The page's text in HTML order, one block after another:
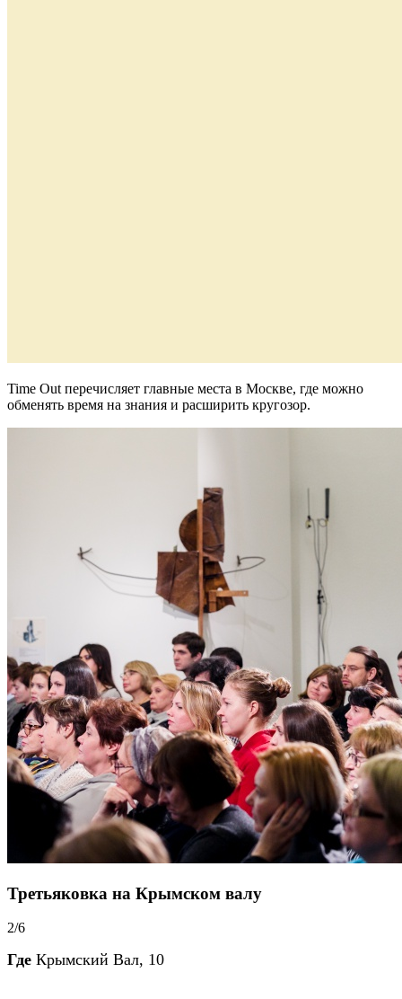
Time Out перечисляет главные места в Москве, где можно
обменять время на знания и расширить кругозор.
Третьяковка на Крымском валу
2/6
Где Крымский Вал, 10